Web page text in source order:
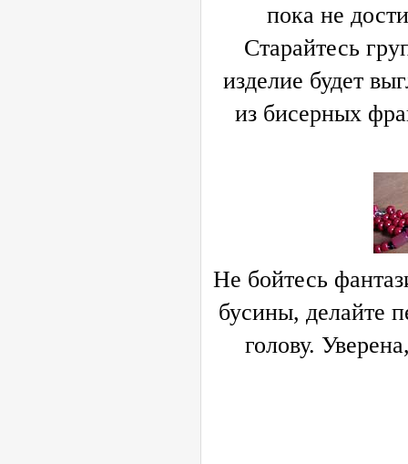
пока не
Старайтесь
изделие будет
из бисерных
Не бойтесь
бусины, делайте
голову.